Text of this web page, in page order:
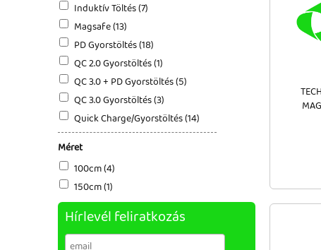
Induktív Töltés (7)
Magsafe (13)
PD Gyorstöltés (18)
QC 2.0 Gyorstöltés (1)
QC 3.0 + PD Gyorstöltés (5)
QC 3.0 Gyorstöltés (3)
Quick Charge/Gyorstöltés (14)
Méret
100cm (4)
150cm (1)
Hírlevél feliratkozás